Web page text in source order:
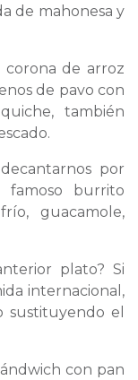
de mahonesa y
corona de arroz
de pavo con
también
por
famoso burrito
guacamole,
plato? Si
internacional,
el
con pan